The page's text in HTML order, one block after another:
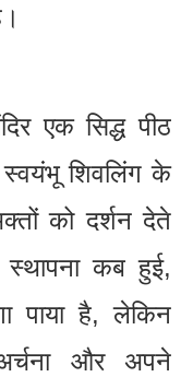
एक सिद्ध पीठ
स्वयंभू शिवलिंग के
को दर्शन देते
कब हुई,
पाया है, लेकिन
और अपने